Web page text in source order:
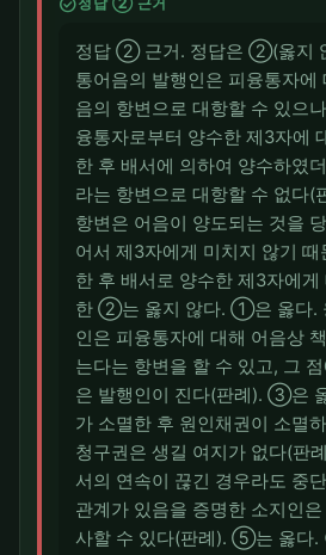
정답 ② 근거. 정답은 ②(옳지
통어음의 발행인은 피융통자에
음의 항변으로 대항할 수 있으
융통자로부터 양수한 제3자에
한 후 배서에 의하여 양수하였
라는 항변으로 대항할 수 없다(
항변은 어음이 양도되는 것을
어서 제3자에게 미치지 않기 때
한 후 배서로 양수한 제3자에게
한 ②는 옳지 않다. ①은 옳다.
인은 피융통자에 대해 어음상
는다는 항변을 할 수 있고, 그
은 발행인이 진다(판례). ③은
가 소멸한 후 원인채권이 소멸
청구권은 생길 여지가 없다(판
서의 연속이 끊긴 경우라도 중
관계가 있음을 증명한 소지인
사할 수 있다(판례). ⑤는 옳다.